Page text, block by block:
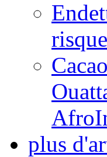
risque
plus